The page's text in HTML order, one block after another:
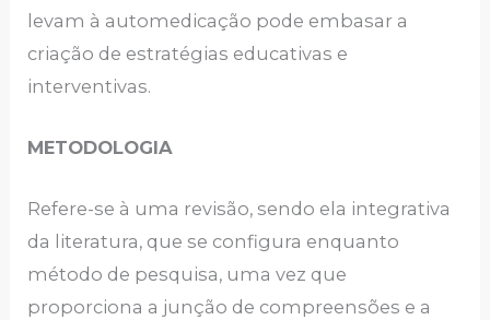
levam à automedicação pode embasar a
criação de estratégias educativas e
interventivas.
METODOLOGIA
Refere-se à uma revisão, sendo ela integrativa
da literatura, que se configura enquanto
método de pesquisa, uma vez que
proporciona a junção de compreensões e a